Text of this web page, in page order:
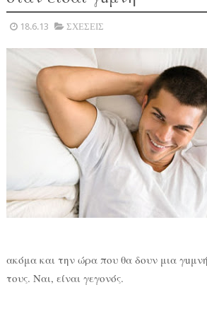
18.6.13 ΣΧΕΣΕΙΣ
ακόμα και την ώρα που θα δουν μια
τους. Ναι, είναι γεγονός.